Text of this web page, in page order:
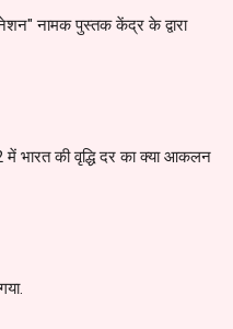
नामक पुस्तक केंद्र के द्वारा
में भारत की वृद्धि दर का क्या आकलन